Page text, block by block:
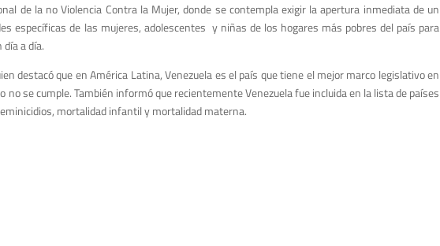
de la no Violencia Contra la Mujer, donde se contempla exigir la apertura inmediata de un
específicas de las mujeres, adolescentes y niñas de los hogares más pobres del país para
a día.
destacó que en América Latina, Venezuela es el país que tiene el mejor marco legislativo en
se cumple. También informó que recientemente Venezuela fue incluida en la lista de países
mortalidad infantil y mortalidad materna.